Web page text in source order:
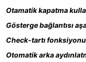
Otamatik kapatma
Gösterge bağlantısı
Check-tartı fonksiyonu
Otomatik arka